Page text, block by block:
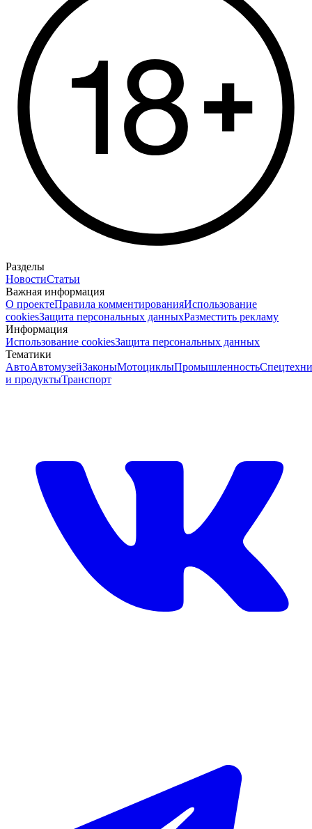
Разделы
НовостиСтатьи
Важная информация
О проектеПравила комментированияИспользование
cookiesЗащита персональных данныхРазместить рекламу
Информация
Использование cookiesЗащита персональных данных
Тематики
АвтоАвтомузейЗаконыМотоциклыПромышленность
и продуктыТранспорт